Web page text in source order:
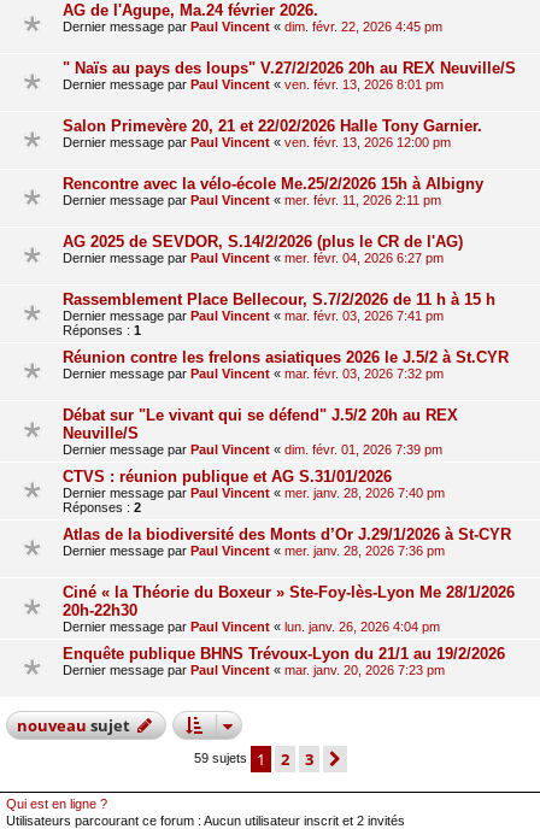
AG de l'Agupe, Ma.24 février 2026.
Dernier message par Paul Vincent « dim. févr. 22, 2026 4:45 pm
" Naïs au pays des loups" V.27/2/2026 20h au REX Neuville/S
Dernier message par Paul Vincent « ven. févr. 13, 2026 8:01 pm
Salon Primevère 20, 21 et 22/02/2026 Halle Tony Garnier.
Dernier message par Paul Vincent « ven. févr. 13, 2026 12:00 pm
Rencontre avec la vélo-école Me.25/2/2026 15h à Albigny
Dernier message par Paul Vincent « mer. févr. 11, 2026 2:11 pm
AG 2025 de SEVDOR, S.14/2/2026 (plus le CR de l'AG)
Dernier message par Paul Vincent « mer. févr. 04, 2026 6:27 pm
Rassemblement Place Bellecour, S.7/2/2026 de 11 h à 15 h
Dernier message par Paul Vincent « mar. févr. 03, 2026 7:41 pm
Réponses : 1
Réunion contre les frelons asiatiques 2026 le J.5/2 à St.CYR
Dernier message par Paul Vincent « mar. févr. 03, 2026 7:32 pm
Débat sur "Le vivant qui se défend" J.5/2 20h au REX
Neuville/S
Dernier message par Paul Vincent « dim. févr. 01, 2026 7:39 pm
CTVS : réunion publique et AG S.31/01/2026
Dernier message par Paul Vincent « mer. janv. 28, 2026 7:40 pm
Réponses : 2
Atlas de la biodiversité des Monts d’Or J.29/1/2026 à St-CYR
Dernier message par Paul Vincent « mer. janv. 28, 2026 7:36 pm
Ciné « la Théorie du Boxeur » Ste-Foy-lès-Lyon Me 28/1/2026
20h-22h30
Dernier message par Paul Vincent « lun. janv. 26, 2026 4:04 pm
Enquête publique BHNS Trévoux-Lyon du 21/1 au 19/2/2026
Dernier message par Paul Vincent « mar. janv. 20, 2026 7:23 pm
nouveausujet
59 sujets 1 2 3
Qui est en ligne ?
Utilisateurs parcourant ce forum : Aucun utilisateur inscrit et 2 invités